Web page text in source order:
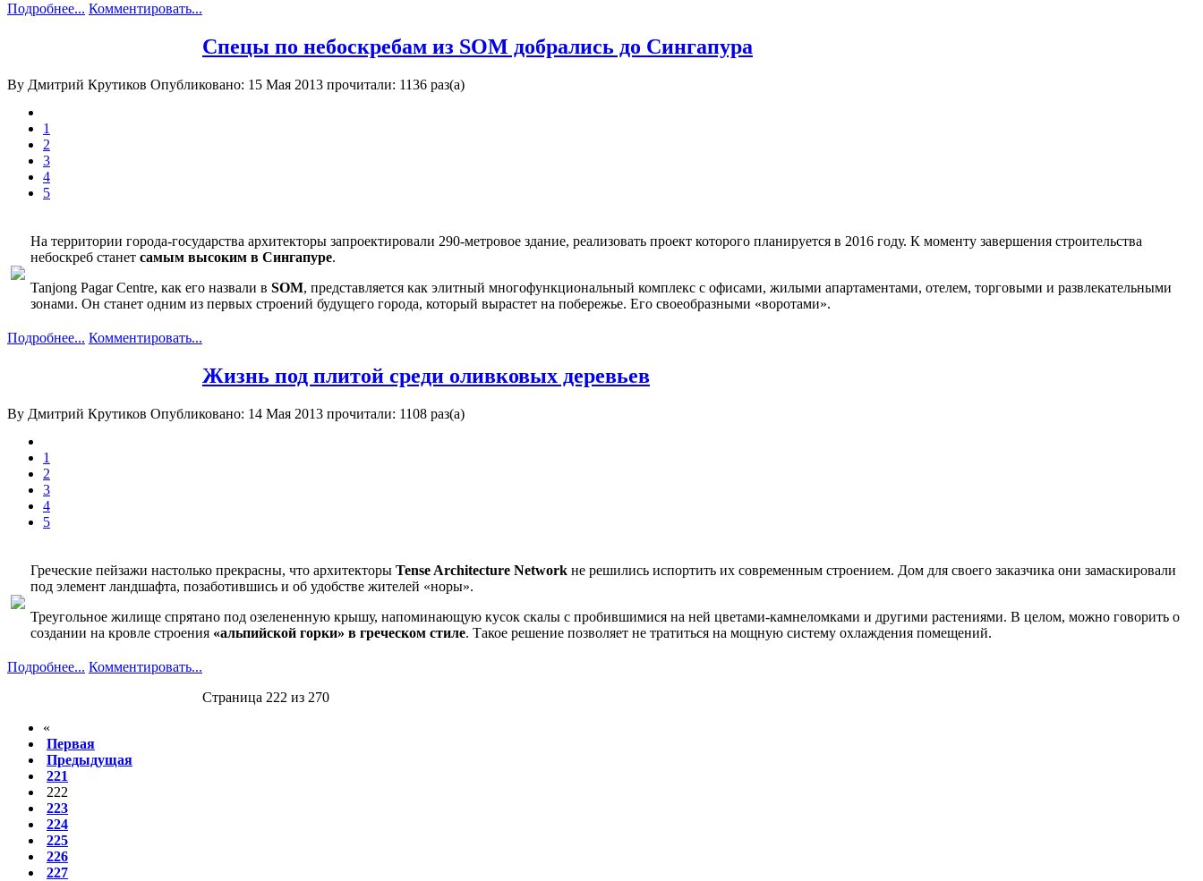
Подробнее... Комментировать...
Спецы по небоскребам из SOM добрались до Сингапура
By Дмитрий Крутиков Опубликовано: 15 Мая 2013 прочитали: 1136 раз(а)
1
2
3
4
5
На территории города-государства архитекторы запроектировали 290-метровое здание, реализовать проект которого планируется в 2016 году. К моменту завершения строительства
небоскреб станет самым высоким в Сингапуре.
Tanjong Pagar Centre, как его назвали в SOM, представляется как элитный многофункциональный комплекс с офисами, жилыми апартаментами, отелем, торговыми и развлекательными
зонами. Он станет одним из первых строений будущего города, который вырастет на побережье. Его своеобразными «воротами».
Подробнее... Комментировать...
Жизнь под плитой среди оливковых деревьев
By Дмитрий Крутиков Опубликовано: 14 Мая 2013 прочитали: 1108 раз(а)
1
2
3
4
5
Греческие пейзажи настолько прекрасны, что архитекторы Tense Architecture Network не решились испортить их современным строением. Дом для своего заказчика они замаскировали
под элемент ландшафта, позаботившись и об удобстве жителей «норы».
Треугольное жилище спрятано под озелененную крышу, напоминающую кусок скалы с пробившимися на ней цветами-камнеломками и другими растениями. В целом, можно говорить о
создании на кровле строения «альпийской горки» в греческом стиле. Такое решение позволяет не тратиться на мощную систему охлаждения помещений.
Подробнее... Комментировать...
Страница 222 из 270
«
Первая
Предыдущая
221
222
223
224
225
226
227